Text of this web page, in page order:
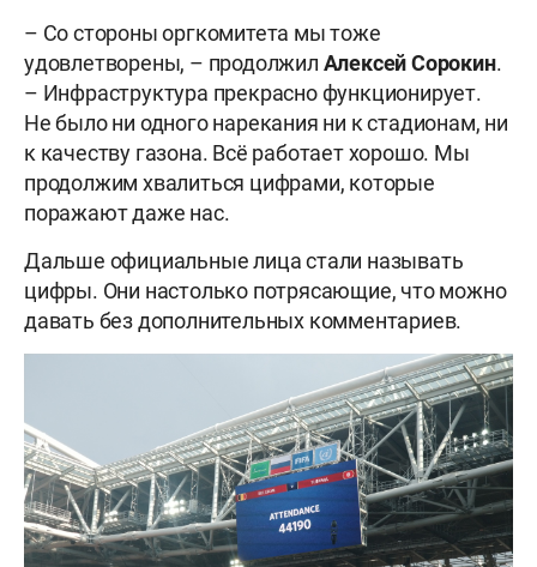
– Со стороны оргкомитета мы тоже
удовлетворены, – продолжил Алексей Сорокин.
– Инфраструктура прекрасно функционирует.
Не было ни одного нарекания ни к стадионам, ни
к качеству газона. Всё работает хорошо. Мы
продолжим хвалиться цифрами, которые
поражают даже нас.
Дальше официальные лица стали называть
цифры. Они настолько потрясающие, что можно
давать без дополнительных комментариев.